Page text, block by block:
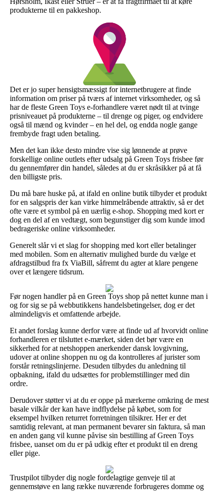
produkterne til en pakkeshop.
Det er jo super hensigtsmæssigt for internetbrugere at finde
information om priser på tværs af internet virksomheder, og så
har de fleste Green Toys e-forhandlere været nødt til at tvinge
prisniveauet på produkterne – til drenge og piger, og endvidere
også til mænd og kvinder – en hel del, og endda nogle gange
frembyde fragt uden betaling.
Men det kan ikke desto mindre vise sig lønnende at prøve
forskellige online outlets efter udsalg på Green Toys frisbee før
du gennemfører din handel, således at du er skråsikker på at få
den billigste pris.
Du må bare huske på, at ifald en online butik tilbyder et produkt
for en salgspris der kan virke himmelråbende attraktiv, så er det
ofte være et symbol på en uærlig e-shop. Shopping med kort er
dog en del af en vedtægt, som begunstiger dig som kunde imod
bedrageriske online virksomheder.
Generelt slår vi et slag for shopping med kort eller betalinger
med mobilen. Som en alternativ mulighed burde du vælge et
afdragstilbud fra fx ViaBill, såfremt du agter at klare pengene
over et længere tidsrum.
Før nogen handler på en Green Toys shop på nettet kunne man i
og for sig se på webbutikkens handelsbetingelser, dog er det
almindeligvis et omfattende arbejde.
Et andet forslag kunne derfor være at finde ud af hvorvidt online
forhandleren er tilsluttet e-mærket, siden det bør være en
sikkerhed for at netshoppen anerkender dansk lovgivning,
udover at online shoppen nu og da kontrolleres af jurister som
forstår retningslinjerne. Desuden tilbydes du anledning til
opbakning, ifald du udsættes for problemstillinger med din
ordre.
Derudover støtter vi at du er oppe på mærkerne omkring de mest
basale vilkår der kan have indflydelse på købet, som for
eksempel hvilken returret forretningen tilsikrer. Her er det
samtidig relevant, at man permanent bevarer sin faktura, så man
en anden gang vil kunne påvise sin bestilling af Green Toys
frisbee, uanset om du er på udkig efter et produkt til en dreng
eller pige.
Trustpilot tilbyder dig nogle fordelagtige genveje til at
gennemstøve en lang række nuværende forbrugeres domme og